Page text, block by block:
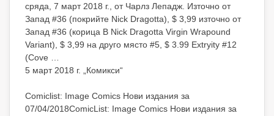
сряда, 7 март 2018 г., от Чарлз Лепадж. Източно от
Запад #36 (покрийте Nick Dragotta), $ 3,99 източно от
Запад #36 (корица B Nick Dragotta Virgin Wrapound
Variant), $ 3,99 на друго място #5, $ 3.99 Extryity #12
(Cove …
5 март 2018 г. „Комикси“
Comiclist: Image Comics Нови издания за
07/04/2018ComicList: Image Comics Нови издания за